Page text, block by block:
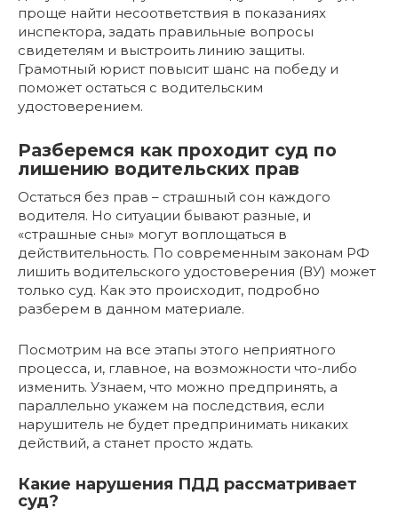
проще найти несоответствия в показаниях
инспектора, задать правильные вопросы
свидетелям и выстроить линию защиты.
Грамотный юрист повысит шанс на победу и
поможет остаться с водительским
удостоверением.
Разберемся как проходит суд по
лишению водительских прав
Остаться без прав – страшный сон каждого
водителя. Но ситуации бывают разные, и
«страшные сны» могут воплощаться в
действительность. По современным законам РФ
лишить водительского удостоверения (ВУ) может
только суд. Как это происходит, подробно
разберем в данном материале.
Посмотрим на все этапы этого неприятного
процесса, и, главное, на возможности что-либо
изменить. Узнаем, что можно предпринять, а
параллельно укажем на последствия, если
нарушитель не будет предпринимать никаких
действий, а станет просто ждать.
Какие нарушения ПДД рассматривает
суд?